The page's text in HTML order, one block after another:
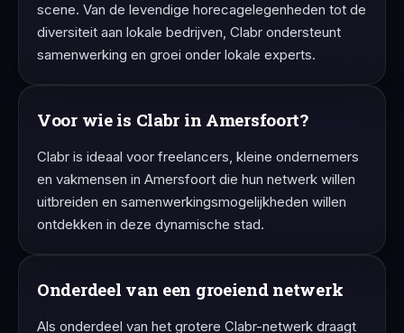
scene. Van de levendige horecagelegenheden tot de
diversiteit aan lokale bedrijven, Clabr ondersteunt
samenwerking en groei onder lokale experts.
Voor wie is Clabr in Amersfoort?
Clabr is ideaal voor freelancers, kleine ondernemers
en vakmensen in Amersfoort die hun netwerk willen
uitbreiden en samenwerkingsmogelijkheden willen
ontdekken in deze dynamische stad.
Onderdeel van een groeiend netwerk
Als onderdeel van het grotere Clabr-netwerk draagt